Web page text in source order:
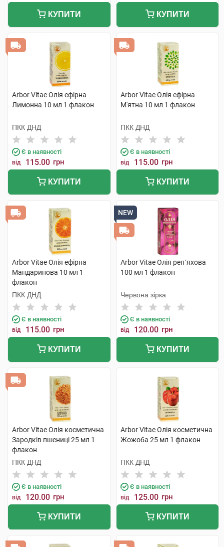
КУПИТИ КУПИТИ
Arbor Vitae Олія ефірна
Лимонна 10 мл 1 флакон
ПКК ДНД
Є в наявності
від 115.00 грн
КУПИТИ
Arbor Vitae Олія ефірна
М'ятна 10 мл 1 флакон
ПКК ДНД
Є в наявності
від 115.00 грн
КУПИТИ
Arbor Vitae Олія ефірна
Мандаринова 10 мл 1
флакон
ПКК ДНД
Є в наявності
від 115.00 грн
КУПИТИ
NEW
Arbor Vitae Олія реп`яхова
100 мл 1 флакон
Червона зірка
Є в наявності
від 120.00 грн
КУПИТИ
Arbor Vitae Олія косметична
Зародків пшениці 25 мл 1
флакон
ПКК ДНД
Є в наявності
від 120.00 грн
КУПИТИ
Arbor Vitae Олія косметична
Жожоба 25 мл 1 флакон
ПКК ДНД
Є в наявності
від 125.00 грн
КУПИТИ